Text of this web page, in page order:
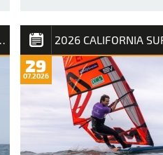
CUP SYLT 2026 CALIFORNIA
29
07.2026